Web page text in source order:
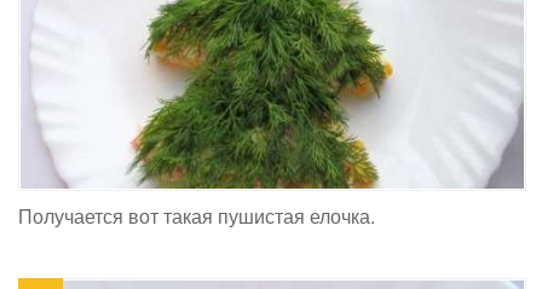
Получается вот такая пушистая елочка.